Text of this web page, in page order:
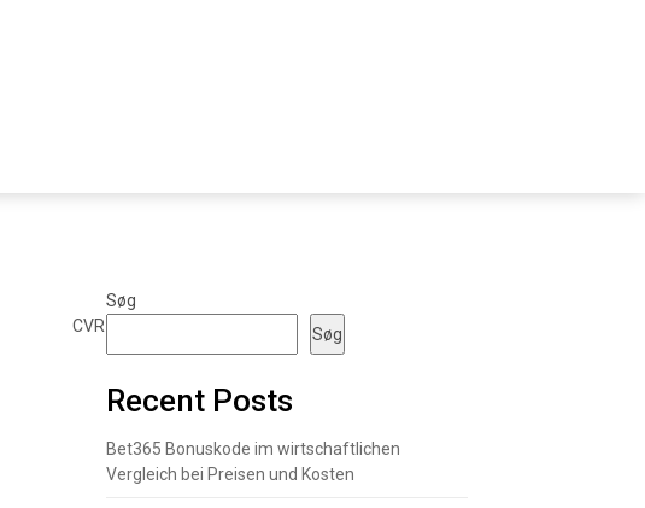
Søg
Søg
Recent Posts
Bet365 Bonuskode im wirtschaftlichen
Vergleich bei Preisen und Kosten
CVR